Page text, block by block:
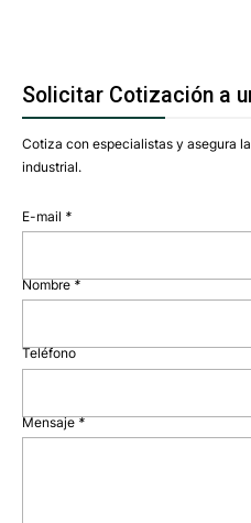
Solicitar Cotización a
Cotiza con especialistas y asegura
industrial.
E-mail *
Nombre *
Teléfono
Mensaje*